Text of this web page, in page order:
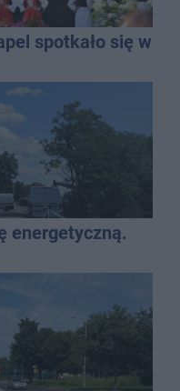
spotkało się w
energetyczną.